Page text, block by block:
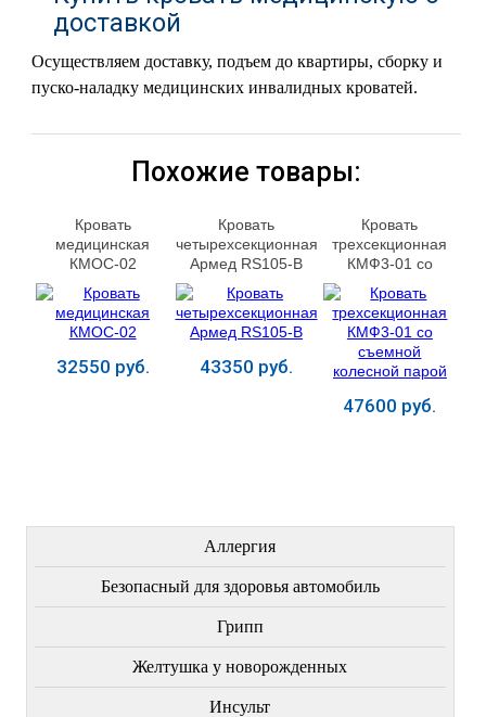
доставкой
Осуществляем доставку, подъем до квартиры, сборку и
пуско-наладку медицинских инвалидных кроватей.
Похожие товары:
Кровать
медицинская
КМОС-02
32550 руб.
Кровать
четырехсекционная
Армед RS105-B
43350 руб.
Кровать
трехсекционная
КМФ3-01 со
колесной парой
47600 руб.
Аллергия
Безопасный для здоровья автомобиль
Грипп
Желтушка у новорожденных
Инсульт